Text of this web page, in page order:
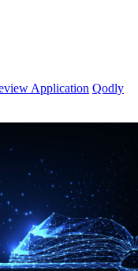
Application Qodly